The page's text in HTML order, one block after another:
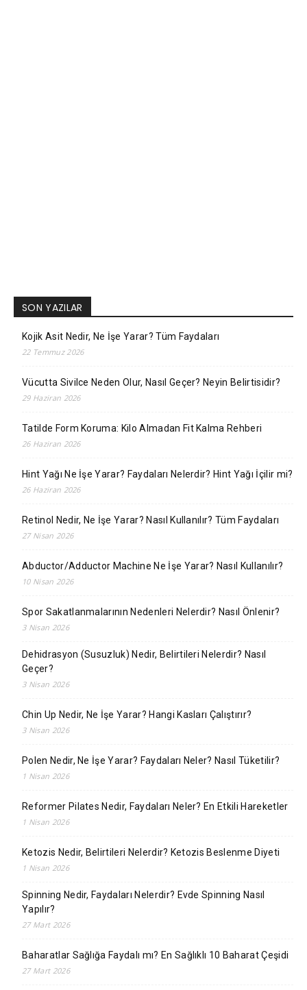
SON YAZILAR
Kojik Asit Nedir, Ne İşe Yarar? Tüm Faydaları
22 Temmuz 2026
Vücutta Sivilce Neden Olur, Nasıl Geçer? Neyin Belirtisidir?
29 Haziran 2026
Tatilde Form Koruma: Kilo Almadan Fit Kalma Rehberi
26 Haziran 2026
Hint Yağı Ne İşe Yarar? Faydaları Nelerdir? Hint Yağı İçilir mi?
26 Haziran 2026
Retinol Nedir, Ne İşe Yarar? Nasıl Kullanılır? Tüm Faydaları
27 Nisan 2026
Abductor/Adductor Machine Ne İşe Yarar? Nasıl Kullanılır?
10 Nisan 2026
Spor Sakatlanmalarının Nedenleri Nelerdir? Nasıl Önlenir?
3 Nisan 2026
Dehidrasyon (Susuzluk) Nedir, Belirtileri Nelerdir? Nasıl
Geçer?
3 Nisan 2026
Chin Up Nedir, Ne İşe Yarar? Hangi Kasları Çalıştırır?
3 Nisan 2026
Polen Nedir, Ne İşe Yarar? Faydaları Neler? Nasıl Tüketilir?
1 Nisan 2026
Reformer Pilates Nedir, Faydaları Neler? En Etkili Hareketler
1 Nisan 2026
Ketozis Nedir, Belirtileri Nelerdir? Ketozis Beslenme Diyeti
1 Nisan 2026
Spinning Nedir, Faydaları Nelerdir? Evde Spinning Nasıl
Yapılır?
27 Mart 2026
Baharatlar Sağlığa Faydalı mı? En Sağlıklı 10 Baharat Çeşidi
27 Mart 2026